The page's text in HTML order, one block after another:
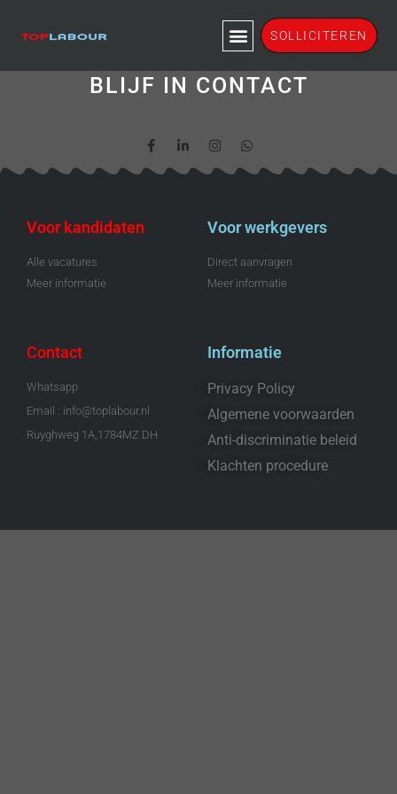
SOLLICITEREN
Inschrijven
BLIJF IN CONTACT
Voor kandidaten
Alle vacatures
Meer informatie
Voor werkgevers
Direct aanvragen
Meer informatie
Contact
Whatsapp
Email : info@toplabour.nl
Ruyghweg 1A,1784MZ DH
Informatie
Privacy Policy
Algemene voorwaarden
Anti-discriminatie beleid
Klachten procedure